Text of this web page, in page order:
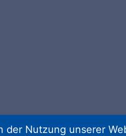
der Nutzung unserer